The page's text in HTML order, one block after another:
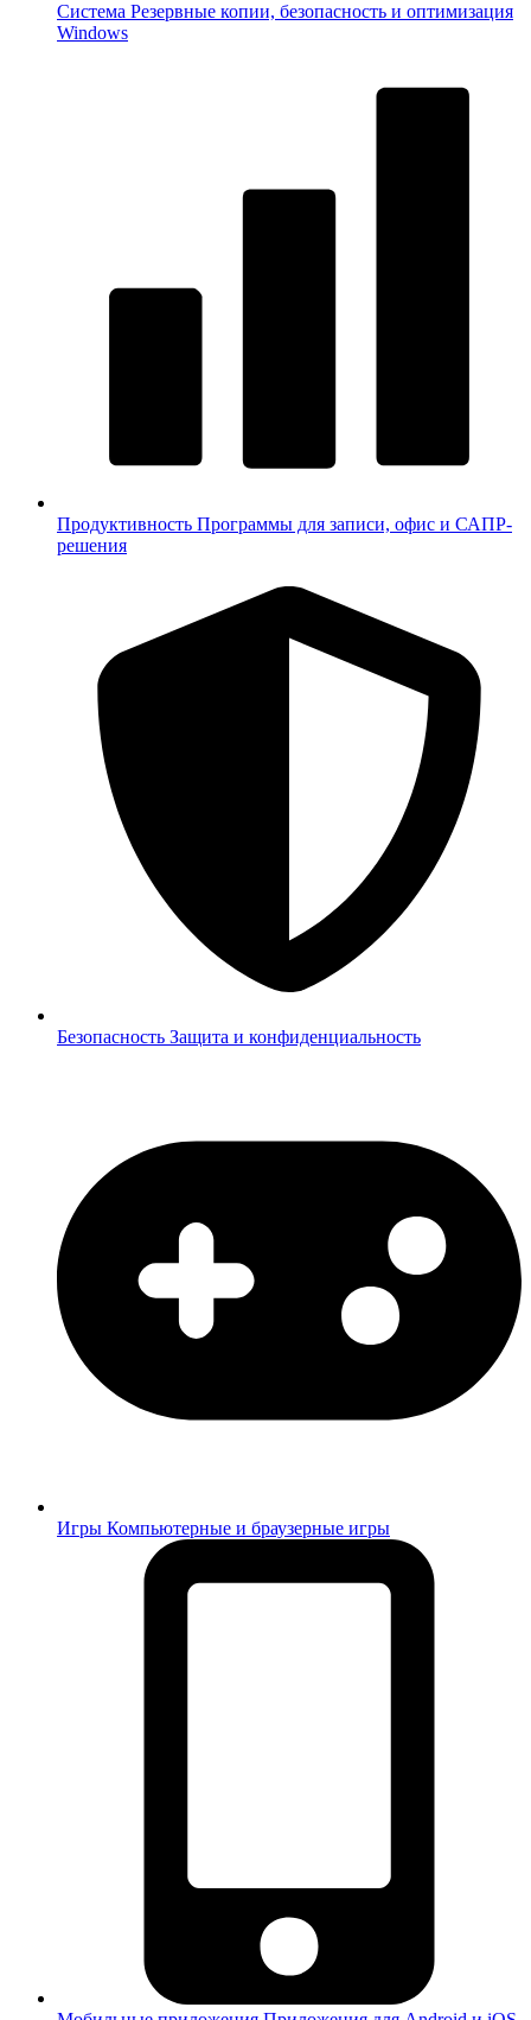
Система Резервные копии, безопасность и оптимизация
Windows
Продуктивность Программы для записи, офис и САПР-
решения
Безопасность Защита и конфиденциальность
Игры Компьютерные и браузерные игры